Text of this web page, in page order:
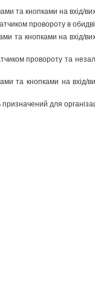
та кнопками на вхід/
провороту в
та кнопками на
провороту та
та кнопками на
для